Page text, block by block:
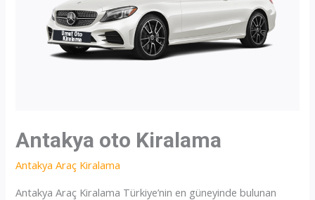
Antakya oto Kiralama
Antakya Araç Kiralama
Antakya Araç Kiralama Türkiye’nin en güneyinde bulunan